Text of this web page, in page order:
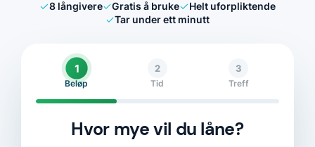
8långivere Gratis å bruke
Helt uforpliktende
Tar under ett minutt
1
Beløp
2
Tid
3
Treff
Hvor mye vil du låne?